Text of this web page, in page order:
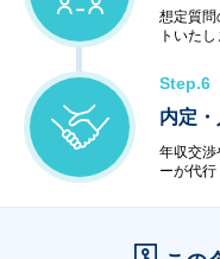
想定質問
トいたし
Step.6
内定
年収交渉
ーが代行